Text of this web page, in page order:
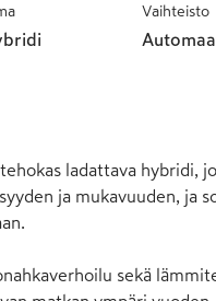
Vaihteisto
ladattava hybridi,
ja mukavuuden, ja
sekä